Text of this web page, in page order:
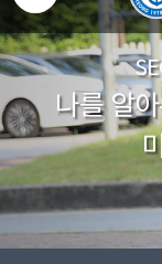
나를 알